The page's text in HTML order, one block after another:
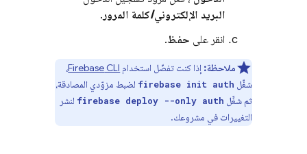
البريد الإلكتروني/كلمة المرور .
انقر على حفظ.
ملاحظة: إذا كنت تفضّل استخدام Firebase CLI
،
شغِّل firebase init auth لضبط مزوّدي المصادقة،
ثم شغِّل firebase deploy --only auth لنشر
التغييرات في مشروعك.